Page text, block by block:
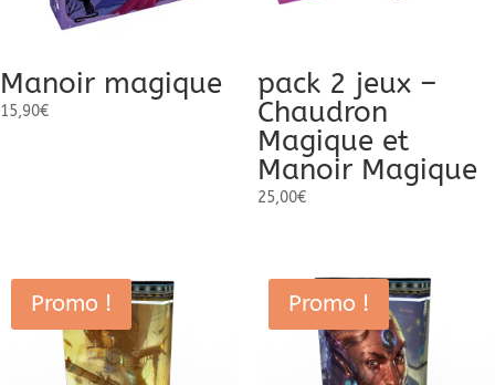
Manoir magique
15,90€
pack 2 jeux –
Chaudron
Magique et
Manoir Magique
25,00€
Promo ! Promo !